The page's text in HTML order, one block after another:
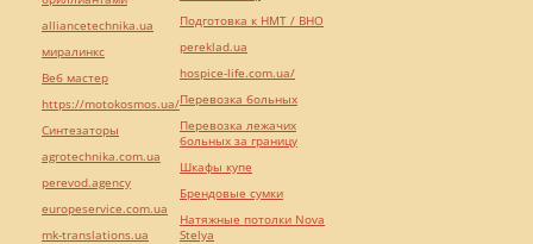
alliancetechnika.ua
миралинкс
Веб мастер
https://motokosmos.ua/
Синтезаторы
agrotechnika.com.ua
perevod.agency
europeservice.com.ua
mk-translations.ua
Подготовка к НМТ / ВНО
pereklad.ua
hospice-life.com.ua/
Перевозка больных
Перевозка лежачих
больных за границу
Шкафы купе
Брендовые сумки
Натяжные потолки Nova
Stelya